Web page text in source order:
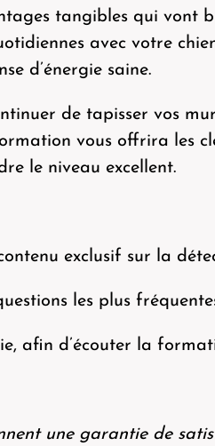
tangibles qui vont
avec votre
d’énergie saine.
de tapisser vos
vous offrira les
le niveau excellent.
exclusif sur la
les plus
afin d’écouter la
une garantie de